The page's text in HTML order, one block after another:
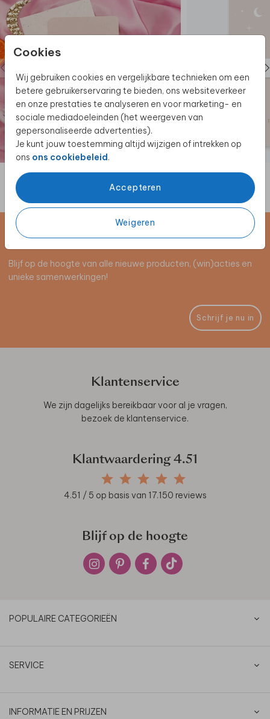
Cookies
Wij gebruiken cookies en vergelijkbare technieken om een
betere gebruikerservaring te bieden, ons websiteverkeer
en onze prestaties te analyseren en voor marketing- en
sociale mediadoeleinden (het weergeven van
gepersonaliseerde advertenties).
Je kunt jouw toestemming altijd wijzigen of intrekken op
ons ons cookiebeleid.
Accepteren
Weigeren
het geboortekaartje ook als geboortebord
show het ontwerp aan de hele buurt!
Schrijf je in voor de nieuwsbrief
Blijf op de hoogte van alle nieuwe producten, (win)acties en
unieke samenwerkingen!
Schrijf je nu in
Klantenservice
We zijn dagelijks bereikbaar voor al je vragen,
bezoek de klantenservice.
Klantwaardering 4.51
4.51 / 5 op basis van 17.150 reviews
Blijf op de hoogte
POPULAIRE CATEGORIEËN
SERVICE
INFORMATIE EN PRIJZEN